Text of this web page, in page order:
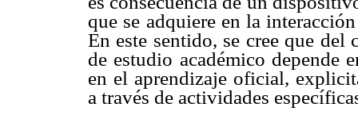
que se adquiere en la
En este sentido, se cree que
de estudio académico depende
en el aprendizaje oficial,
a través de actividades